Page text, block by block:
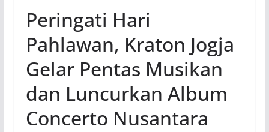
Peringati Hari
Pahlawan, Kraton Jogja
Gelar Pentas Musikan
dan Luncurkan Album
Concerto Nusantara